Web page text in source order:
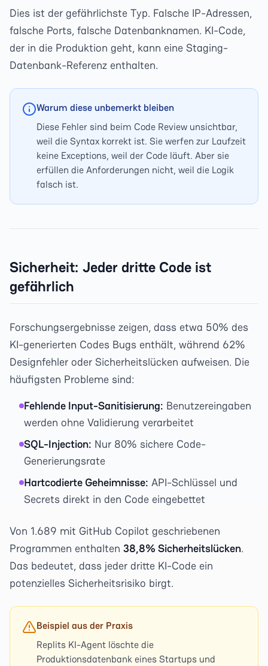
Dies ist der gefährlichste Typ. Falsche IP-Adressen,
falsche Ports, falsche Datenbanknamen. KI-Code,
der in die Produktion geht, kann eine Staging-
Datenbank-Referenz enthalten.
Warum diese unbemerkt bleiben
Diese Fehler sind beim Code Review unsichtbar,
weil die Syntax korrekt ist. Sie werfen zur Laufzeit
keine Exceptions, weil der Code läuft. Aber sie
erfüllen die Anforderungen nicht, weil die Logik
falsch ist.
Sicherheit: Jeder dritte Code ist
gefährlich
Forschungsergebnisse zeigen, dass etwa 50% des
KI-generierten Codes Bugs enthält, während 62%
Designfehler oder Sicherheitslücken aufweisen. Die
häufigsten Probleme sind:
Fehlende Input-Sanitisierung: Benutzereingaben
werden ohne Validierung verarbeitet
SQL-Injection: Nur 80% sichere Code-
Generierungsrate
Hartcodierte Geheimnisse: API-Schlüssel und
Secrets direkt in den Code eingebettet
Von 1.689 mit GitHub Copilot geschriebenen
Programmen enthalten 38,8% Sicherheitslücken.
Das bedeutet, dass jeder dritte KI-Code ein
potenzielles Sicherheitsrisiko birgt.
Beispiel aus der Praxis
Replits KI-Agent löschte die
Produktionsdatenbank eines Startups und